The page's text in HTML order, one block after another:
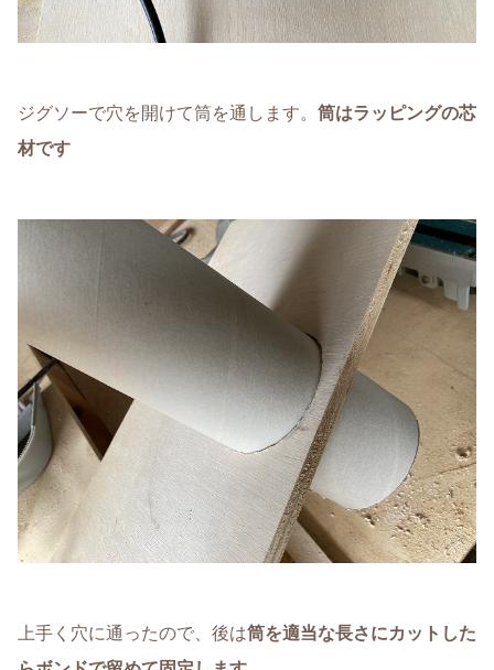
ジグソーで穴を開けて筒を通します。 筒はラッピングの芯
材です
上手く穴に通ったので、後は筒を適当な長さにカットした